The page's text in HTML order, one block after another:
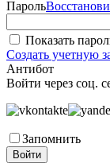
Пароль
Показать
Создать учетную
Антибот
Войти через соц.
Запомнить
Войти